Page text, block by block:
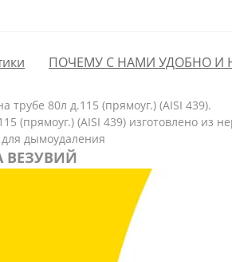
ПОЧЕМУ С НАМИ УДОБНО И
трубе 80л д.115 (прямоуг.) (AISI 439).
(прямоуг.) (AISI 439) изготовлено из
дымоудаления